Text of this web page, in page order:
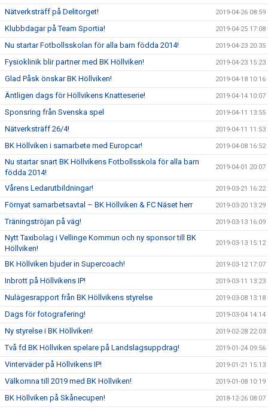
Nätverksträff på Delitorget! 2019-04-26 08:59
Klubbdagar på Team Sportia! 2019-04-25 17:08
Nu startar Fotbollsskolan för alla barn födda 2014! 2019-04-23 20:35
Fysioklinik blir partner med BK Höllviken! 2019-04-23 15:23
Glad Påsk önskar BK Höllviken! 2019-04-18 10:16
Äntligen dags för Höllvikens Knatteserie! 2019-04-14 10:07
Sponsring från Svenska spel 2019-04-11 13:55
Nätverksträff 26/4! 2019-04-11 11:53
BK Höllviken i samarbete med Europcar! 2019-04-08 16:52
Nu startar snart BK Höllvikens Fotbollsskola för alla barn
födda 2014!
2019-04-01 20:07
Vårens Ledarutbildningar! 2019-03-21 16:22
Förnyat samarbetsavtal – BK Höllviken & FC Näset herr 2019-03-20 13:29
Träningströjan på väg! 2019-03-13 16:09
Nytt Taxibolag i Vellinge Kommun och ny sponsor till BK
Höllviken!
2019-03-13 15:12
BK Höllviken bjuder in Supercoach! 2019-03-12 17:07
Inbrott på Höllvikens IP! 2019-03-11 13:23
Nulägesrapport från BK Höllvikens styrelse 2019-03-08 13:18
Dags för fotografering! 2019-03-04 14:14
Ny styrelse i BK Höllviken! 2019-02-28 22:03
Två fd BK Höllviken spelare på Landslagsuppdrag! 2019-01-24 09:56
Vinterväder på Höllvikens IP! 2019-01-21 15:13
Välkomna till 2019 med BK Höllviken! 2019-01-08 10:19
BK Höllviken på Skånecupen! 2018-12-26 08:07